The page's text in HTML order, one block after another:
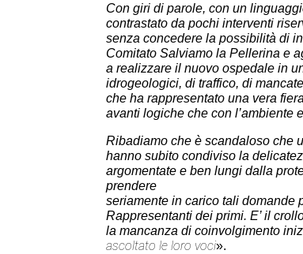
Con giri di parole, con un
contrastato da pochi interventi
senza concedere la possibilità di
Comitato Salviamo la Pellerina e
a realizzare ilnuovo ospedale in
idrogeologici, di traffico, di
che ha rappresentato una vera
avanti logiche che con l’ambiente
Ribadiamo che è scandaloso che
hanno subito condiviso la
argomentate e ben lungi dalla
prendere
seriamente in carico tali
Rappresentanti dei primi. E’ il
la mancanza di coinvolgimento
ascoltato le loro voci».